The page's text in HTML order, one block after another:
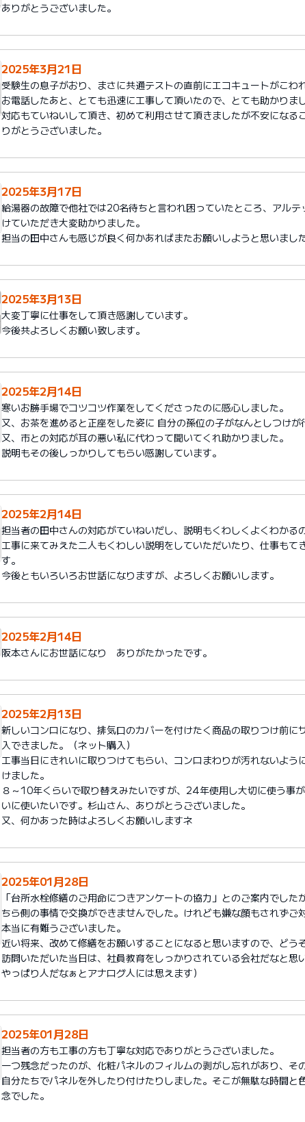
ありがとうございました。
2025年3月21日
受験生の息子がおり、まさに共通テストの直前にエコキュートがこわ
お電話したあと、とても迅速に工事して頂いたので、とても助かりま
対応もていねいして頂き、初めて利用させて頂きましたが不安になる
りがとうございました。
2025年3月17日
給湯器の故障で他社では20名待ちと言われ困っていたところ、アル
けていただき大変助かりました。
担当の田中さんも感じが良く何かあればまたお願いしようと思いました
2025年3月13日
大変丁寧に仕事をして頂き感謝しています。
今後共よろしくお願い致します。
2025年2月14日
寒いお勝手場でコツコツ作業をしてくださったのに感心しました。
又、お茶を進めると正座をした姿に 自分の孫位の子がなんとしつけが
又、市との対応が耳の悪い私に代わって聞いてくれ助かりました。
説明もその後しっかりしてもらい感謝しています。
2025年2月14日
担当者の田中さんの対応がていねいだし、説明もくわしくよくわかる
工事に来てみえた二人もくわしい説明をしていただいたり、仕事もて
す。
今後ともいろいろお世話になりますが、よろしくお願いします。
2025年2月14日
阪本さんにお世話になり ありがたかったです。
2025年2月13日
新しいコンロになり、排気口のカバーを付けたく商品の取りつけ前に
入できました。（ネット購入）
工事当日にきれいに取りつけてもらい、コンロまわりが汚れないよう
けました。
８～10年くらいで取り替えみたいですが、24年使用し大切に使う事
いに使いたいです。杉山さん、ありがとうございました。
又、何かあった時はよろしくお願いしますネ
2025年01月28日
「台所水栓修繕のご用命につきアンケートの協力」とのご案内でし
ちら側の事情で交換ができませんでした。けれども嫌な顔もされずご
本当に有難うございました。
近い将来、改めて修繕をお願いすることになると思いますので、どう
訪問いただいた当日は、社員教育をしっかりされている会社だなと思
やっぱり人だなぁとアナログ人には思えます）
2025年01月28日
担当者の方も工事の方も丁寧な対応でありがとうございました。
一つ残念だったのが、化粧パネルのフィルムの剥がし忘れがあり、そ
自分たちでパネルを外したり付けたりしました。そこが無駄な時間と
念でした。